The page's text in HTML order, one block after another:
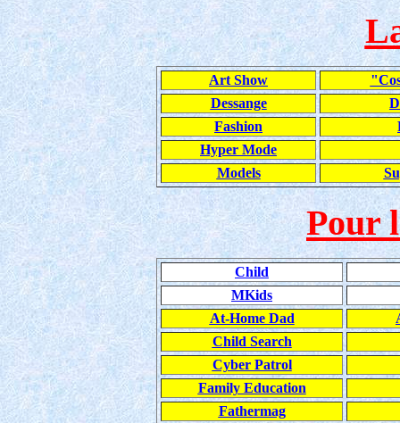
Art Show
Dessange
Fashion
Hyper Mode
Models
Pour
Child
MKids
At-Home Dad
Child Search
Cyber Patrol
Family Education
Fathermag